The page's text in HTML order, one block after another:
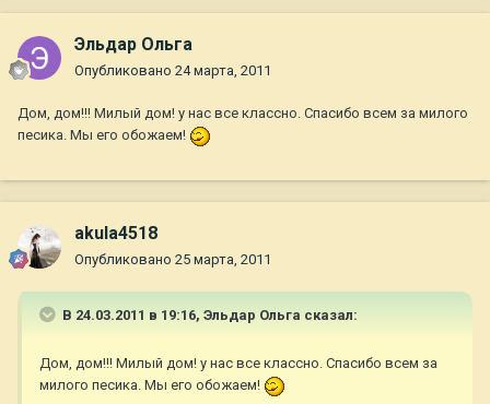
Эльдар Ольга
Опубликовано 24 марта, 2011
Дом, дом!!! Милый дом! у нас все классно. Спасибо всем за милого
песика. Мы его обожаем!
akula4518
Опубликовано 25 марта, 2011
В 24.03.2011 в 19:16, Эльдар Ольга сказал:
Дом, дом!!! Милый дом! у нас все классно. Спасибо всем за
милого песика. Мы его обожаем!